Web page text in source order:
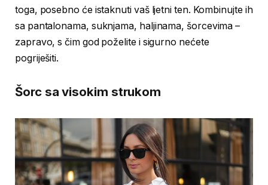
toga, posebno će istaknuti vaš ljetni ten. Kombinujte ih
sa pantalonama, suknjama, haljinama, šorcevima –
zapravo, s čim god poželite i sigurno nećete
pogriješiti.
Šorc sa visokim strukom